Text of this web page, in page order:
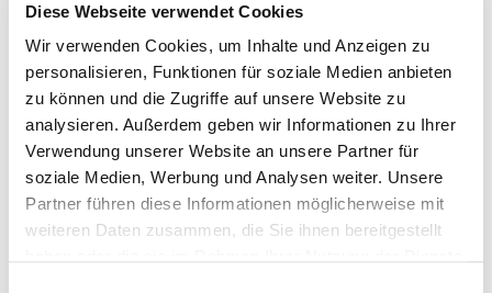
Diese Webseite verwendet Cookies
Wir verwenden Cookies, um Inhalte und Anzeigen zu
personalisieren, Funktionen für soziale Medien anbieten
zu können und die Zugriffe auf unsere Website zu
analysieren. Außerdem geben wir Informationen zu Ihrer
Verwendung unserer Website an unsere Partner für
soziale Medien, Werbung und Analysen weiter. Unsere
Partner führen diese Informationen möglicherweise mit
weiteren Daten zusammen, die Sie ihnen bereitgestellt
Facharbeiten. Die besten wurden nun im Festsaal des
Universitätshauptgebäudes im Rahmen einer feierlichen
Veranstaltung mit den Dr. Hans Riegel-Fachpreisen
ausgezeichnet.
Die Universität Bonn hat zusammen mit der Dr. Hans
Riegel-Stiftung die Dr. Hans Riegel-Fachpreise ins Leben
gerufen, die nun zum 13. Mal verliehen wurden. „Den
erfolgreichen Schülerinnen und Schülern gratuliere ich
ganz herzlich im Namen der Universität“, sagte die
Prorektorin für Informationstechnologie und
Wissenstransfer Prof. Dr. Maren Bennewitz. „Seit vielen